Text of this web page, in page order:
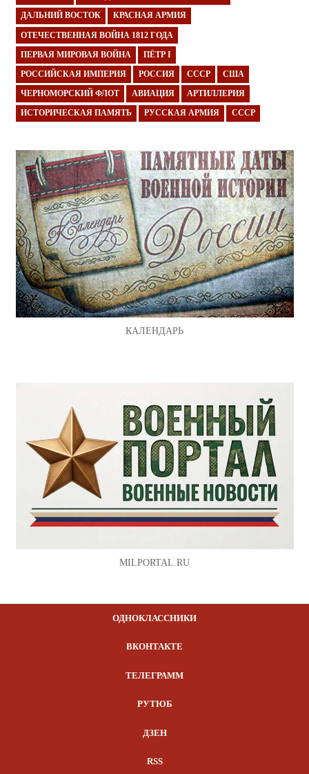
ДАЛЬНИЙ ВОСТОК КРАСНАЯ АРМИЯ
ОТЕЧЕСТВЕННАЯ ВОЙНА 1812 ГОДА
ПЕРВАЯ МИРОВАЯ ВОЙНА ПЁТР I
РОССИЙСКАЯ ИМПЕРИЯ РОССИЯ СССР США
ЧЕРНОМОРСКИЙ ФЛОТ АВИАЦИЯ АРТИЛЛЕРИЯ
ИСТОРИЧЕСКАЯ ПАМЯТЬ РУССКАЯ АРМИЯ СССР
КАЛЕНДАРЬ
MILPORTAL.RU
ОДНОКЛАССНИКИ
ВКОНТАКТЕ
ТЕЛЕГРАММ
РУТЮБ
ДЗЕН
RSS